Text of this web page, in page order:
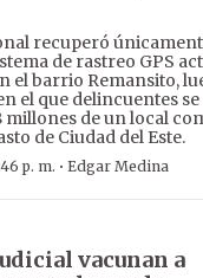
recuperó
de rastreo GPS
el barrio Remansito,
el que delincuentes
millones de un local
de Ciudad del Este.
p. m. · Edgar Medina
vacunan a